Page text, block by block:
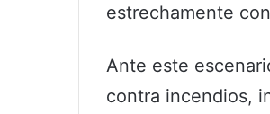
estrechamente
Ante este
contra incendios,